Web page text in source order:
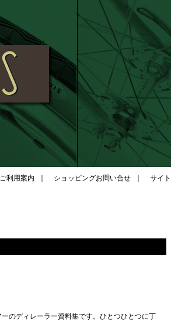
ご利用案内 ショッピングお問い合せ｜ サイ
のディレーラー資料集です。ひとつひとつに丁